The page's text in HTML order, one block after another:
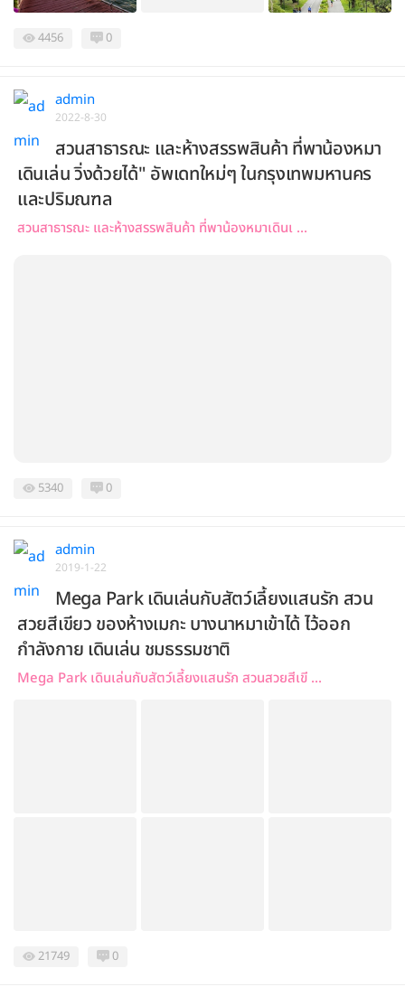
4456 0
admin
2022-8-30
สวนสาธารณะ และห้างสรรพสินค้า ที่พาน้องหมา
เดินเล่น วิ่งด้วยได้" อัพเดทใหม่ๆ ในกรุงเทพมหานคร
และปริมณฑล
สวนสาธารณะ และห้างสรรพสินค้า ที่พาน้องหมาเดินเ ...
5340 0
admin
2019-1-22
Mega Park เดินเล่นกับสัตว์เลี้ยงแสนรัก สวน
สวยสีเขียว ของห้างเมกะ บางนาหมาเข้าได้ ไว้ออก
กำลังกาย เดินเล่น ชมธรรมชาติ
Mega Park เดินเล่นกับสัตว์เลี้ยงแสนรัก สวนสวยสีเขี ...
21749 0